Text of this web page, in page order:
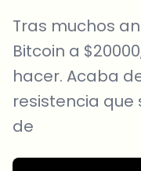
Tras muchos
Bitcoin a
hacer. Acaba
resistencia
de